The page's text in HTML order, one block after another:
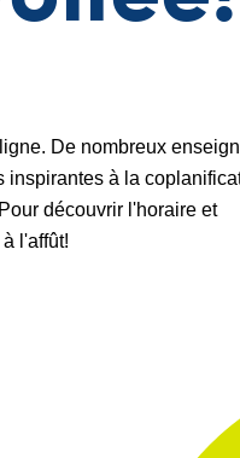
De nombreux
inspirantes à la
découvrir l'horaire et
l'affût!